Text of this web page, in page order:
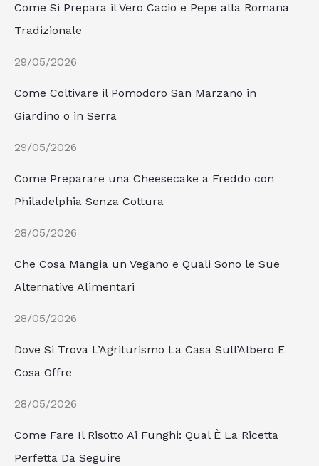
Come Si Prepara il Vero Cacio e Pepe alla Romana
Tradizionale
29/05/2026
Come Coltivare il Pomodoro San Marzano in
Giardino o in Serra
29/05/2026
Come Preparare una Cheesecake a Freddo con
Philadelphia Senza Cottura
28/05/2026
Che Cosa Mangia un Vegano e Quali Sono le Sue
Alternative Alimentari
28/05/2026
Dove Si Trova L’Agriturismo La Casa Sull’Albero E
Cosa Offre
28/05/2026
Come Fare Il Risotto Ai Funghi: Qual È La Ricetta
Perfetta Da Seguire